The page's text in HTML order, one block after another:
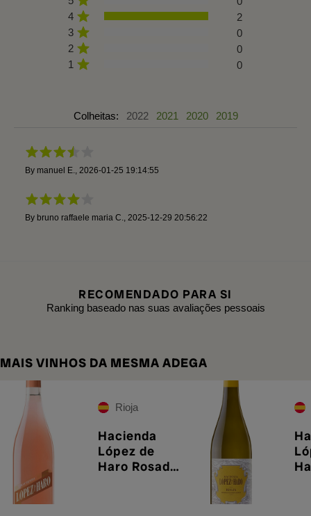
4
2
3
0
2
0
1
0
Colheitas: 2022 2021 2020 2019
By manuel E. 2026-01-25 19:14:55
By bruno raffaele maria C. 2025-12-29 20:56:22
RECOMENDADO PARA SI
Ranking baseado nas suas avaliações pessoais
MAIS VINHOS DA MESMA ADEGA
Rioja
Hacienda
López de
Haro Rosado